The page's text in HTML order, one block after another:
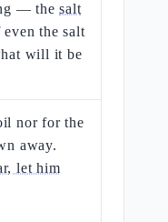
— thesalt
the salt
will it be
nor for the
away.
let him